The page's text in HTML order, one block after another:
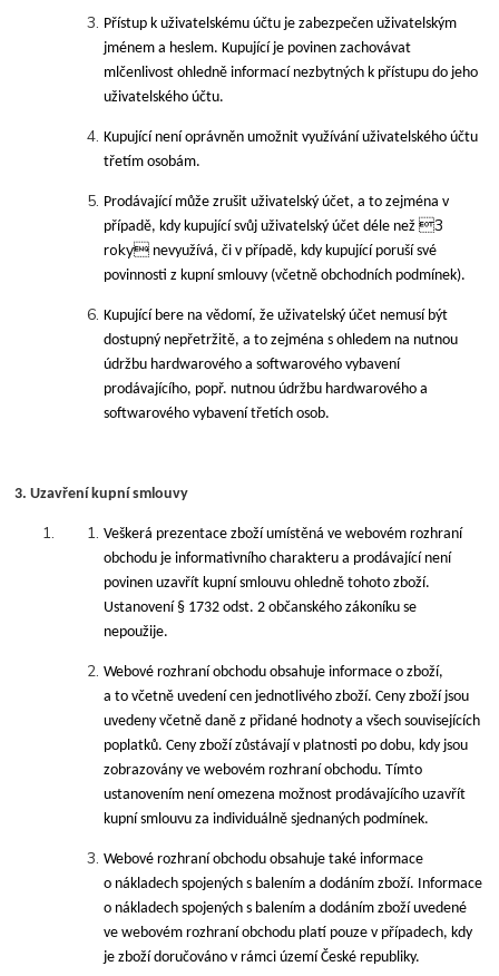
Přístup k uživatelskému účtu je zabezpečen uživatelským
jménem a heslem. Kupující je povinen zachovávat
mlčenlivost ohledně informací nezbytných k přístupu do jeho
uživatelského účtu.
Kupující není oprávněn umožnit využívání uživatelského účtu
třetím osobám.
Prodávající může zrušit uživatelský účet, a to zejména v
případě, kdy kupující svůj uživatelský účet déle než3
roky nevyužívá, či v případě, kdy kupující poruší své
povinnosti z kupní smlouvy (včetně obchodních podmínek).
Kupující bere na vědomí, že uživatelský účet nemusí být
dostupný nepřetržitě, a to zejména s ohledem na nutnou
údržbu hardwarového a softwarového vybavení
prodávajícího, popř. nutnou údržbu hardwarového a
softwarového vybavení třetích osob.
3. Uzavření kupní smlouvy
Veškerá prezentace zboží umístěná ve webovém rozhraní
obchodu je informativního charakteru a prodávající není
povinen uzavřít kupní smlouvu ohledně tohoto zboží.
Ustanovení § 1732 odst. 2 občanského zákoníku se
nepoužije.
Webové rozhraní obchodu obsahuje informace o zboží,
a to včetně uvedení cen jednotlivého zboží. Ceny zboží jsou
uvedeny včetně daně z přidané hodnoty a všech souvisejících
poplatků. Ceny zboží zůstávají v platnosti po dobu, kdy jsou
zobrazovány ve webovém rozhraní obchodu. Tímto
ustanovením není omezena možnost prodávajícího uzavřít
kupní smlouvu za individuálně sjednaných podmínek.
Webové rozhraní obchodu obsahuje také informace
o nákladech spojených s balením a dodáním zboží. Informace
o nákladech spojených s balením a dodáním zboží uvedené
ve webovém rozhraní obchodu platí pouze v případech, kdy
je zboží doručováno v rámci území České republiky.